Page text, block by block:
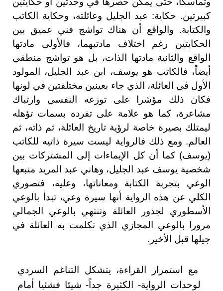
كبيرتين. حكاية: عبد الجليل وعائلته، وحكاية الكاتب
والكتابة. والواقع أن هناك تواشج فني عميق بين
الحكايتين رغم اختلاف مادتيهما، فالأولى مادتها
الواقع والثانية مادتها الذات، بل هو تواشج منطقي
أيضاً، فالكاتب هو يوسف، ابن عبد الجليل، المولود
الأول في العائلة، الذي جاء بعينين مختلفتين في لونها
فكان ذلك مؤشرا على توزعه النفسي وارتباك
مشاعرة، كما هو علامة على تفرده بسمات تؤهله
ليمتلك بصيرة خاصة لرؤية تاريخ العائلة، ثم ذاته، ثم
العالم. ومع ذلك فالرواية ليست سيرة ذاتيه للكاتب
(يوسف) كما أن كل الإيماءات إلى المشتركات بين
شخصية يوسف عبد الجليل، وهاني عبد المريد منبعها
الوعي بتجربة الكتابة ومعاناتها، وعليه، فتصوري
الكلي عن هذه الرواية أنها سيرة وعي، تبدأ بالوعي
الأسطوري لجذور العائلة وتنتهي بالوعي الجمالي
مرورا بالوعي المجازي الذي تكلمت به العائلة في
جيلها قبل الأخير.
مع استمرار القراءة، يتشكل التناغم السردي
لوحدات الرواية- الكثيرة جداً- شيئا فشئيا أمام